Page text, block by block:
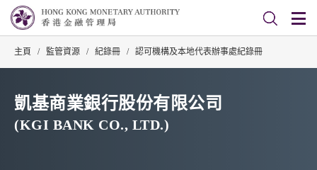
主頁 / 監管資源 / 紀錄冊 / 認可機構及本地代表辦事處紀錄冊
凱基商業銀行股份有限公司
(KGI BANK CO., LTD.)